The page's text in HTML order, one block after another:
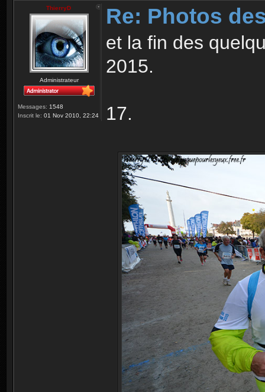
ThierryD
Administrateur
Messages: 1548
Inscrit le: 01 Nov 2010, 22:24
Re: Photos
et la fin des
2015.
17.